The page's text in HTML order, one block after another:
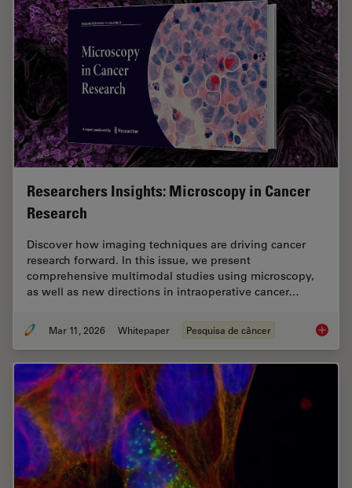
Researchers Insights: Microscopy in Cancer
Research
Discover how imaging techniques are driving cancer
research forward. In this issue, we present
comprehensive multimodal studies using microscopy,
as well as new directions in intraoperative cancer…
Mar 11, 2026 Whitepaper Pesquisa de câncer